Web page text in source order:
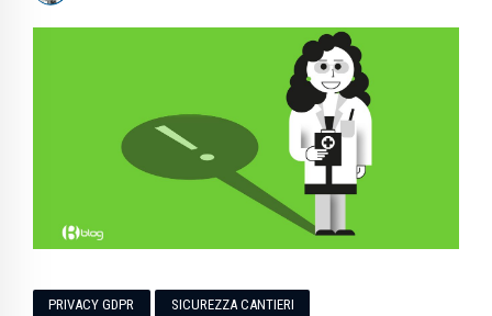
PRIVACY GDPR SICUREZZA CANTIERI